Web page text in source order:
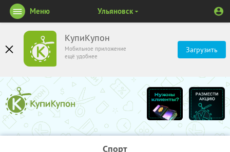
КупиКупон
Мобильное приложение
ещё удобнее
Загрузить
Меню Ульяновск
Спорт